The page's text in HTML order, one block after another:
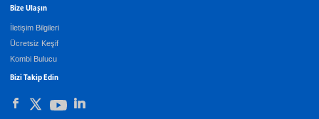
Bize Ulaşın
İletişim Bilgileri
Ücretsiz Keşif
Kombi Bulucu
Bizi Takip Edin